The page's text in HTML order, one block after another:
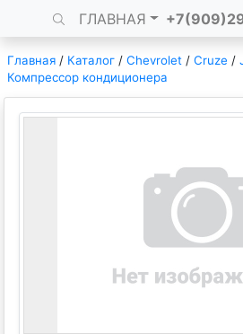
ГЛАВНАЯ
Главная / Каталог / Chevrolet / Cruze /
Компрессор кондиционера